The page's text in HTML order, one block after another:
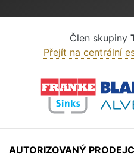
Člen skupiny
Přejít na centrální
AUTORIZOVANÝ